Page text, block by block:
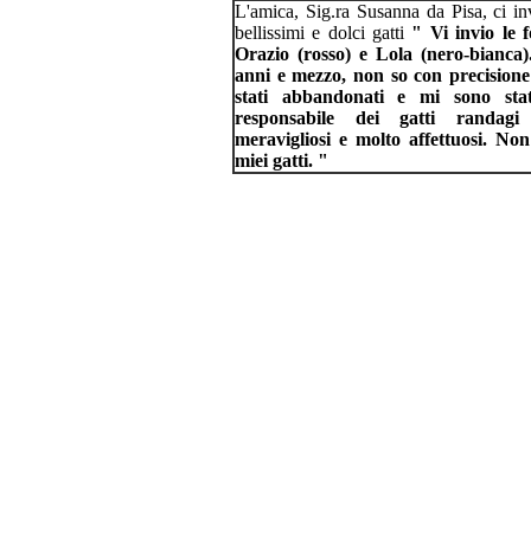
L'amica, Sig.ra Susanna da Pisa, ci
bellissimi e dolci gatti " Vi invio le
Orazio (rosso) e Lola (nero-
anni e mezzo, non so con
stati abbandonati e mi sono
responsabile dei gatti
meravigliosi e molto affettuosi.
miei gatti. "